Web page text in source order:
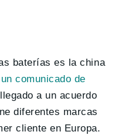
baterías es la china
comunicado de
a un acuerdo
diferentes marcas
cliente en Europa.